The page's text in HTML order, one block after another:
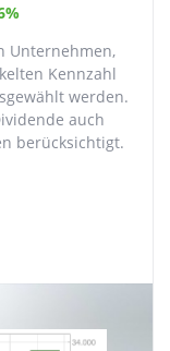
Unternehmen,
Kennzahl
werden.
auch
berücksichtigt.